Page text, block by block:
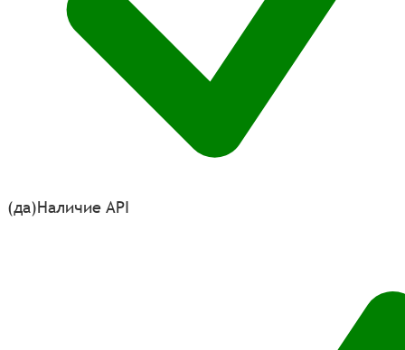
(да)Наличие API